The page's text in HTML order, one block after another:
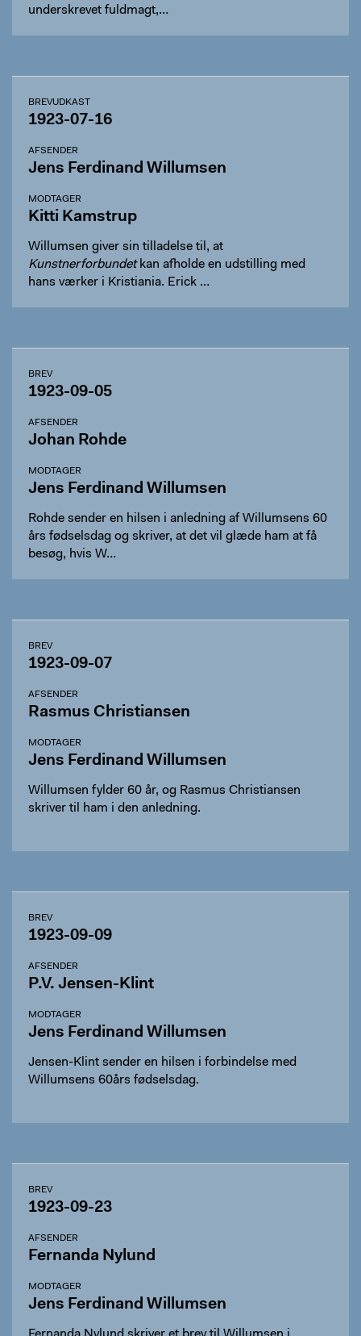
underskrevet fuldmagt,…
BREVUDKAST
1923-07-16
AFSENDER
Jens Ferdinand Willumsen
MODTAGER
Kitti Kamstrup
Willumsen giver sin tilladelse til, at
Kunstnerforbundetkan afholde en udstilling med
hans værker i Kristiania. Erick …
BREV
1923-09-05
AFSENDER
Johan Rohde
MODTAGER
Jens Ferdinand Willumsen
Rohde sender en hilsen i anledning af Willumsens 60
års fødselsdag og skriver, at det vil glæde ham at få
besøg, hvis W…
BREV
1923-09-07
AFSENDER
Rasmus Christiansen
MODTAGER
Jens Ferdinand Willumsen
Willumsen fylder 60 år, og Rasmus Christiansen
skriver til ham i den anledning.
BREV
1923-09-09
AFSENDER
P.V. Jensen-Klint
MODTAGER
Jens Ferdinand Willumsen
Jensen-Klint sender en hilsen i forbindelse med
Willumsens 60års fødselsdag.
BREV
1923-09-23
AFSENDER
Fernanda Nylund
MODTAGER
Jens Ferdinand Willumsen